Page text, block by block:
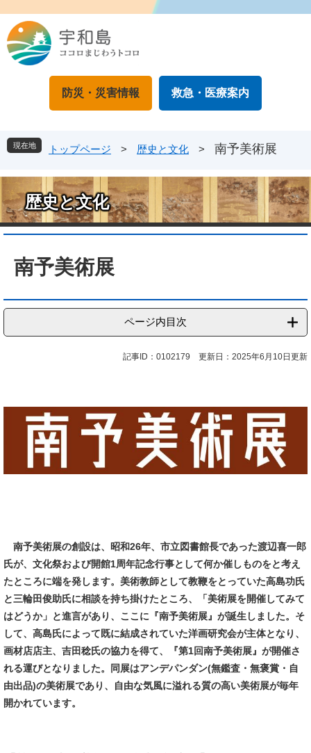
ジ
の
ュ
ー
本
文
防災・災害情報 救急・医療案内
現在地 トップページ > 歴史と文化 > 南予美術展
歴史と文化
南予美術展
ページ内目次
記事ID：0102179 更新日：2025年6月10日更新
南予美術展の創設は、昭和26年、市立図書館長であった渡辺喜一郎
氏が、文化祭および開館1周年記念行事として何か催しものをと考え
たところに端を発します。美術教師として教鞭をとっていた高島功氏
と三輪田俊助氏に相談を持ち掛けたところ、「美術展を開催してみて
はどうか」と進言があり、ここに『南予美術展』が誕生しました。そ
して、高島氏によって既に結成されていた洋画研究会が主体となり、
画材店店主、吉田稔氏の協力を得て、『第1回南予美術展』が開催さ
れる運びとなりました。同展はアンデパンダン(無鑑査・無褒賞・自
由出品)の美術展であり、自由な気風に溢れる質の高い美術展が毎年
開かれています。